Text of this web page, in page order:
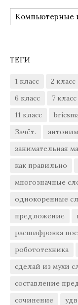
Рубрики
ТЕГИ
1 класс 2 класс
6 класс
7 класс
11 класс
Зачёт.
занимательная
как правильно
многозначные
однокоренные
предложение
расшифровка
робототехника
сделай из мухи
составление
сочинение